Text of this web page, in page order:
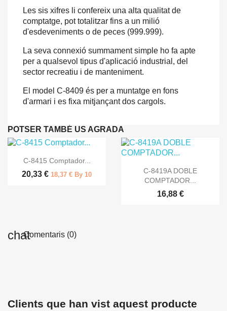
Les sis xifres li confereix una alta qualitat de
comptatge, pot totalitzar fins a un milió
d'esdeveniments o de peces (999.999).
La seva connexió summament simple ho fa apte
per a qualsevol tipus d'aplicació industrial, del
sector recreatiu i de manteniment.
El model C-8409 és per a muntatge en fons
d'armari i es fixa mitjançant dos cargols.
POTSER TAMBÉ US AGRADA
 Vista ràpida
C-8415 Comptador...
20,33 € 18,37 € By 10  Vista ràpida
C-8419A DOBLE
COMPTADOR...
16,88 €
Comentaris (0)
Clients que han vist aquest producte